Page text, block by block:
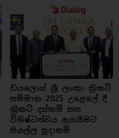
ඩයලොග් ශ්‍රී ලංකා ක්‍රිකට්
සම්මාන 2025 උළෙලේ දී
ක්‍රිකට් දස්කම් සහ
විශිෂ්ටත්වය ඇගයීමට
සියල්ල සූදානම්